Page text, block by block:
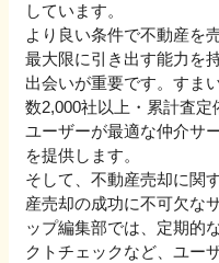
しています。
より良い条件で不動産を
最大限に引き出す能力を
出会いが重要です。すま
数2,000社以上・累計査定
ユーザーが最適な仲介サ
を提供します。
そして、不動産売却に関
産売却の成功に不可欠な
ップ編集部では、定期的
クトチェックなど、ユー